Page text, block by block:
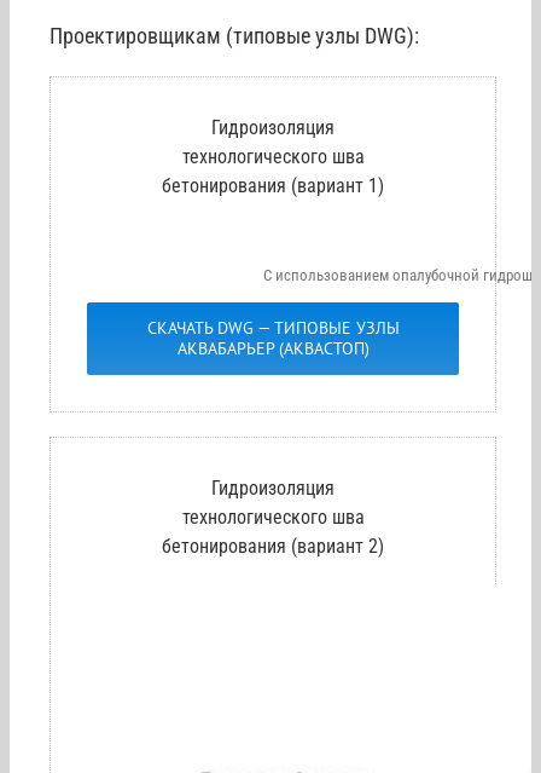
Проектировщикам (типовые узлы DWG):
Гидроизоляция
технологического шва
бетонирования (вариант 1)
С использованием опалубочной
СКАЧАТЬ DWG — ТИПОВЫЕ УЗЛЫ
АКВАБАРЬЕР (АКВАСТОП)
Гидроизоляция
технологического шва
бетонирования (вариант 2)